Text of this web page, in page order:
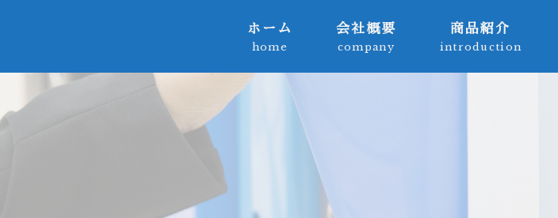
ホーム
home
会社概要
company
商品紹介
introduction